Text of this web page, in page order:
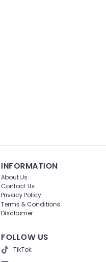
INFORMATION
About Us
Contact Us
Privacy Policy
Terms & Conditions
Disclaimer
FOLLOW US
TikTok